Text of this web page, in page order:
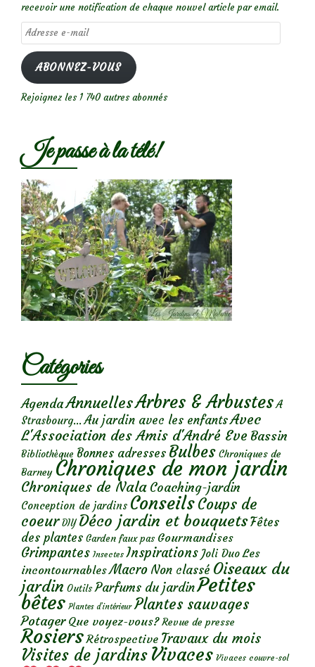
recevoir une notification de chaque nouvel article par email.
Adresse
e-
mail
ABONNEZ-VOUS
Rejoignez les 1 740 autres abonnés
Je passe à la télé!
Catégories
AgendaAnnuellesArbres & Arbustes A
Strasbourg... Au jardin avec les enfantsAvec
L'Association des Amis d'André Eve Bassin
Bibliothèque Bonnes adresses Bulbes Chroniques de
Barney Chroniques de mon jardin
Chroniques de Nala Coaching-jardin
Conception de jardins ConseilsCoups de
coeur DIY Déco jardin et bouquetsFêtes
des plantes Garden faux pas Gourmandises
Grimpantes Insectes Inspirations Joli Duo Les
incontournables Macro Non classé Oiseaux du
jardin Outils Parfums du jardinPetites
bêtes Plantes d’intérieur Plantes sauvages
Potager Que voyez-vous? Revue de presse
Rosiers Rétrospective Travaux du mois
Visites de jardins Vivaces Vivaces couvre-sol